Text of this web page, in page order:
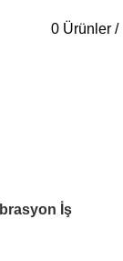
0 Ürünler /
İş